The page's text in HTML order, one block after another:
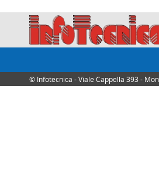
© Infotecnica - Viale Cappella 393 -